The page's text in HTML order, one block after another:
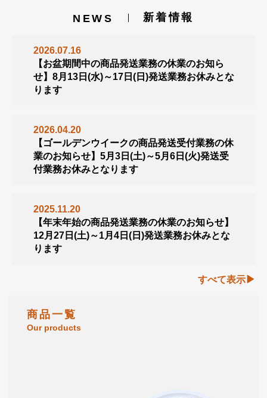
NEWS 新着情報
2026.07.16
【お盆期間中の商品発送業務の休業のお知ら
せ】8月13日(水)～17日(日)発送業務お休みとな
ります
2026.04.20
【ゴールデンウイークの商品発送受付業務の休
業のお知らせ】5月3日(土)～5月6日(火)発送受
付業務お休みとなります
2025.11.20
【年末年始の商品発送業務の休業のお知らせ】
12月27日(土)～1月4日(日)発送業務お休みとな
ります
すべて表示
商 品 一 覧
Our products